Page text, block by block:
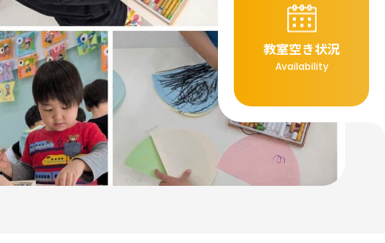
教室空き状況
Availability